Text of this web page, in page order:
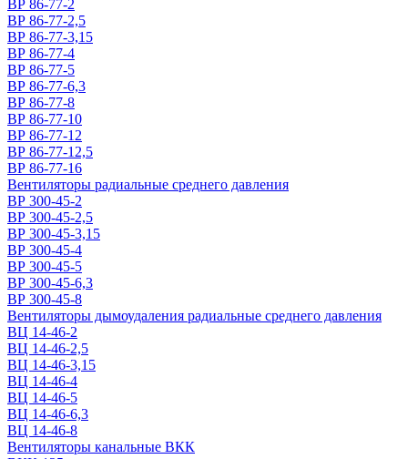
ВР 86-77-2
ВР 86-77-2,5
ВР 86-77-3,15
ВР 86-77-4
ВР 86-77-5
ВР 86-77-6,3
ВР 86-77-8
ВР 86-77-10
ВР 86-77-12
ВР 86-77-12,5
ВР 86-77-16
Вентиляторы радиальные среднего давления
ВР 300-45-2
ВР 300-45-2,5
ВР 300-45-3,15
ВР 300-45-4
ВР 300-45-5
ВР 300-45-6,3
ВР 300-45-8
Вентиляторы дымоудаления радиальные среднего давления
ВЦ 14-46-2
ВЦ 14-46-2,5
ВЦ 14-46-3,15
ВЦ 14-46-4
ВЦ 14-46-5
ВЦ 14-46-6,3
ВЦ 14-46-8
Вентиляторы канальные ВКК